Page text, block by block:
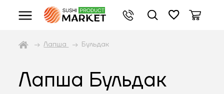
Лапша Бульдак
Лапша Бульдак